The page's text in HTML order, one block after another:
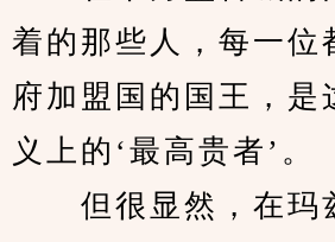
着的那些人，每一位
府加盟国的国王，是
义上的‘最高贵者’。
但很显然，在玛